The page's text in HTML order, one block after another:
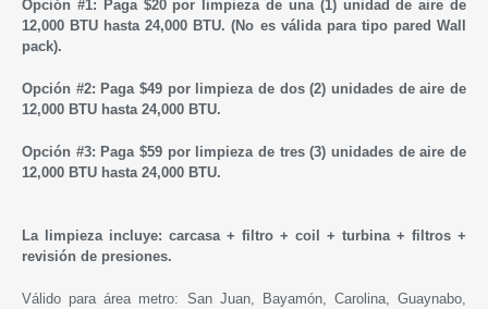
Opción #1: Paga $20 por limpieza de una (1) unidad de aire de
12,000 BTU hasta 24,000 BTU.(No es válida para tipo pared Wall
pack).
Opción #2: Paga $49 por limpieza de dos (2) unidades de aire de
12,000 BTU hasta 24,000 BTU.
Opción #3: Paga $59 por limpieza de tres (3) unidades de aire de
12,000 BTU hasta 24,000 BTU.
La limpieza incluye: carcasa + filtro + coil + turbina + filtros +
revisión de presiones.
Válido para área metro: San Juan, Bayamón, Carolina, Guaynabo,